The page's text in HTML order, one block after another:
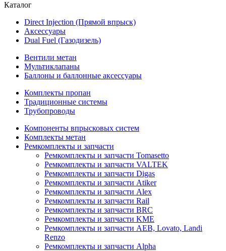
Каталог
Direct Injection (Прямой впрыск)
Аксессуары
Dual Fuel (Газодизель)
Вентили метан
Мультиклапаны
Баллоны и баллонные аксессуары
Комплекты пропан
Традиционные системы
Трубопроводы
Компоненты впрысковых систем
Комплекты метан
Ремкомплекты и запчасти
Ремкомплекты и запчасти Tomasetto
Ремкомплекты и запчасти VALTEK
Ремкомплекты и запчасти Digas
Ремкомплекты и запчасти Atiker
Ремкомплекты и запчасти Alex
Ремкомплекты и запчасти Rail
Ремкомплекты и запчасти BRC
Ремкомплекты и запчасти KME
Ремкомплекты и запчасти AEB, Lovato, Landi
Renzo
Ремкомплекты и запчасти Alpha